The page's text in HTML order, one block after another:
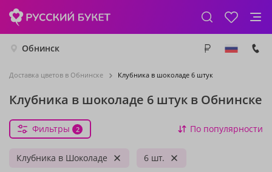
Обнинск
Доставка цветов в Обнинске Клубника в шоколаде 6 штук
Клубника в шоколаде 6 штук в Обнинске
Фильтры 2 По популярности
Клубника в Шоколаде 6 шт.